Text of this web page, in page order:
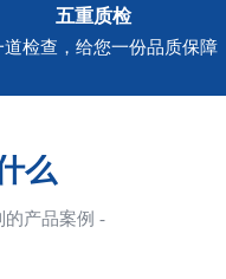
五重质检
道检查，给您一份品质保障
么
的产品案例 -